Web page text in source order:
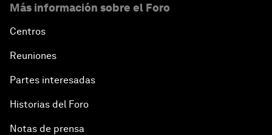
Más información sobre el Foro
Centros
Reuniones
Partes interesadas
Historias del Foro
Notas de prensa